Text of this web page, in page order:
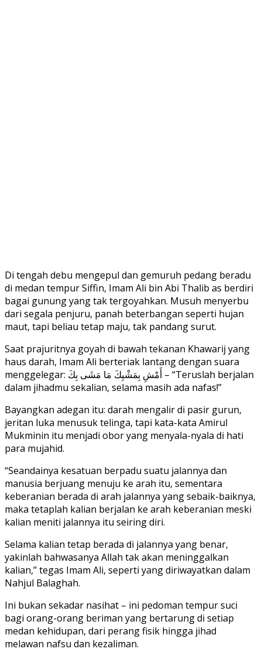
Di tengah debu mengepul dan gemuruh pedang beradu
di medan tempur Siffin, Imam Ali bin Abi Thalib as berdiri
bagai gunung yang tak tergoyahkan. Musuh menyerbu
dari segala penjuru, panah beterbangan seperti hujan
maut, tapi beliau tetap maju, tak pandang surut.
Saat prajuritnya goyah di bawah tekanan Khawarij yang
haus darah, Imam Ali berteriak lantang dengan suara
menggelegar: أَمْشِ بِمَشْيِكَ مَا مَشَى بِكَ – “Teruslah berjalan
dalam jihadmu sekalian, selama masih ada nafas!”
Bayangkan adegan itu: darah mengalir di pasir gurun,
jeritan luka menusuk telinga, tapi kata-kata Amirul
Mukminin itu menjadi obor yang menyala-nyala di hati
para mujahid.
“Seandainya kesatuan berpadu suatu jalannya dan
manusia berjuang menuju ke arah itu, sementara
keberanian berada di arah jalannya yang sebaik-baiknya,
maka tetaplah kalian berjalan ke arah keberanian meski
kalian meniti jalannya itu seiring diri.
Selama kalian tetap berada di jalannya yang benar,
yakinlah bahwasanya Allah tak akan meninggalkan
kalian,” tegas Imam Ali, seperti yang diriwayatkan dalam
Nahjul Balaghah.
Ini bukan sekadar nasihat – ini pedoman tempur suci
bagi orang-orang beriman yang bertarung di setiap
medan kehidupan, dari perang fisik hingga jihad
melawan nafsu dan kezaliman.